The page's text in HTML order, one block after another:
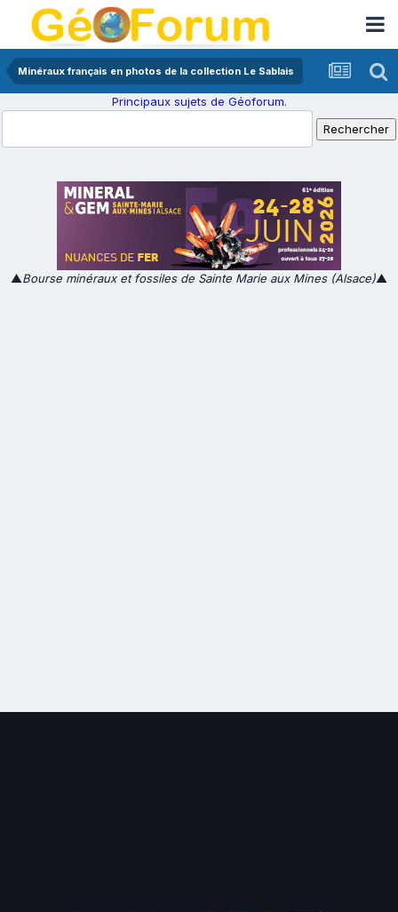
Minéraux français en photos de la collection Le Sablais
Principaux sujets de Géoforum.
▲Bourse minéraux et fossiles de Sainte Marie aux Mines (Alsace)▲